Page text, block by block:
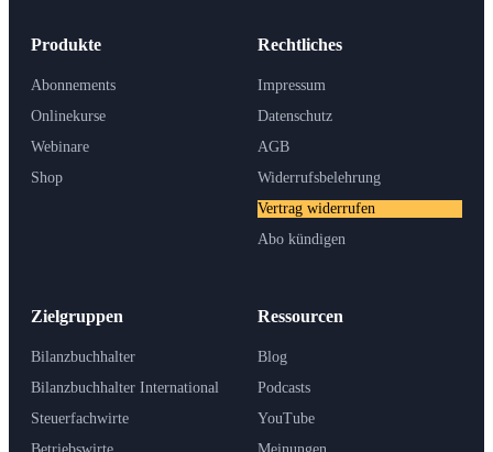
Produkte
Abonnements
Onlinekurse
Webinare
Shop
Zielgruppen
Bilanzbuchhalter
Bilanzbuchhalter International
Steuerfachwirte
Ressourcen
Blog
Podcasts
YouTube
Rechtliches
Impressum
Datenschutz
AGB
Widerrufsbelehrung
Vertrag widerrufen
Abo kündigen